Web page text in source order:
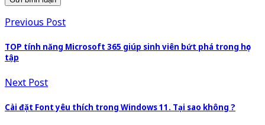
Previous Post
TOP tính năng Microsoft 365 giúp sinh viên bứt phá trong học
tập
Next Post
Cài đặt Font yêu thích trong Windows 11. Tại sao không ?